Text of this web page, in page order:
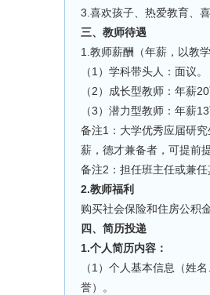
3.喜欢孩子、热爱教育、喜
三、教师待遇
1.教师薪酬（年薪，以教
（1）学科带头人：面议。
（2）成长型教师：年薪20
（3）潜力型教师：年薪13
备注1：大学优秀应届研
薪，德才兼备者，可提前
备注2：担任班主任或兼任
2.教师福利
购买社会保险和住房公积
四、简历投递
1.个人简历内容：
（1）个人基本信息（姓
誉）。